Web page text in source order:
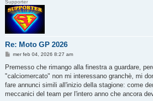
Supporter
Re: Moto GP 2026
M
s
a
g
i
mer feb 04, 2026 8:27 am
Premesso che rimango alla finestra a guardare,
"calciomercato" non mi interessano granchè, mi
fare annunci simili all'inizio della stagione: come
meccanici del team per l'intero anno che ancora